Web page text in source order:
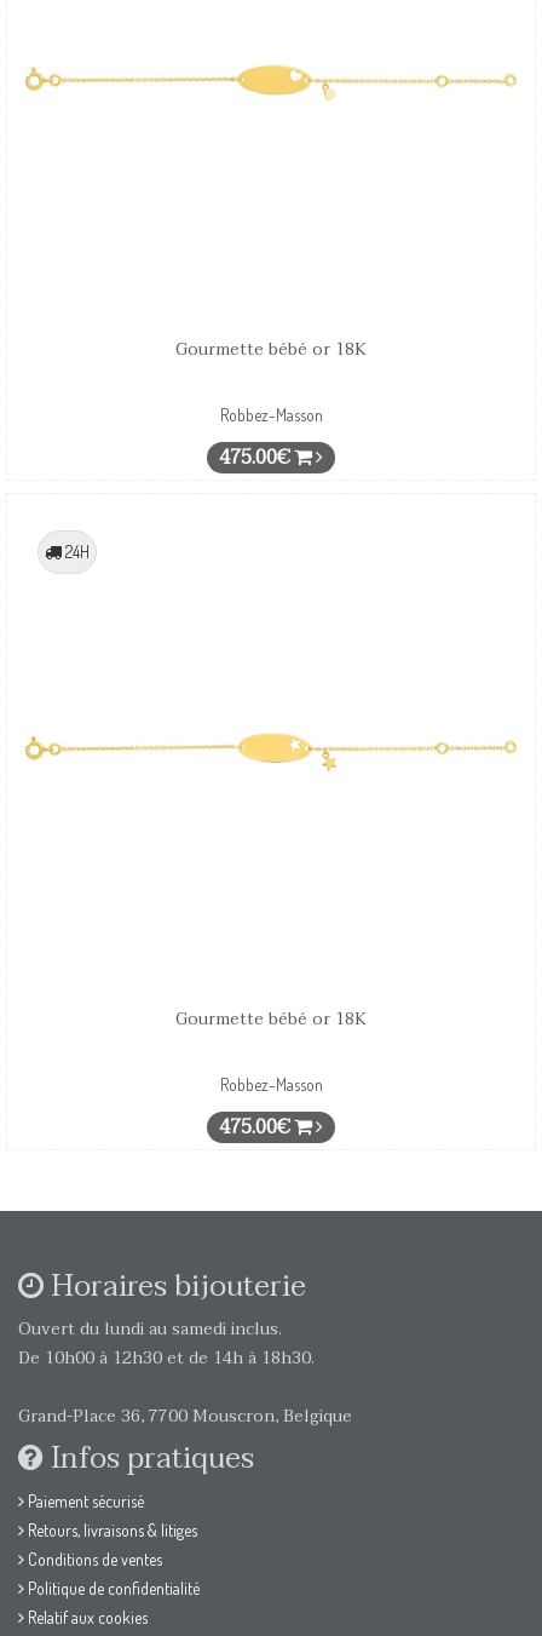
Gourmette bébé or 18K
Robbez-Masson
475.00€
24H
Gourmette bébé or 18K
Robbez-Masson
475.00€
Horaires bijouterie
Ouvert du lundi au samedi inclus.
De 10h00 à 12h30 et de 14h à 18h30.
Grand-Place 36, 7700 Mouscron, Belgique
Infos pratiques
Paiement sécurisé
Retours, livraisons & litiges
Conditions de ventes
Politique de confidentialité
Relatif aux cookies